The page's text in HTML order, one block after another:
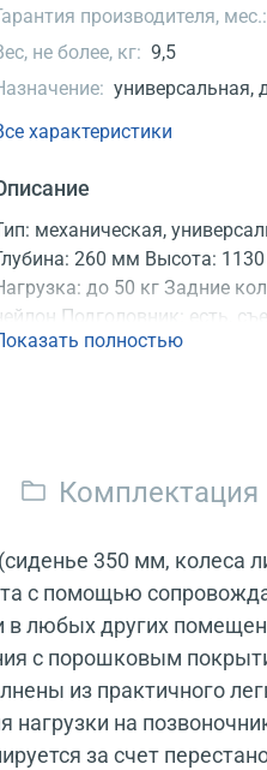
производителя, мес.:
не более, кг: 9,5
универсальная,
характеристики
механическая,
260 мм Высота:
до 50 кг Задние
нейлон Подголовник: есть,
полностью
Комплектация
350 мм, колеса
с помощью
любых других
с порошковым
из практичного
нагрузки на
за счет